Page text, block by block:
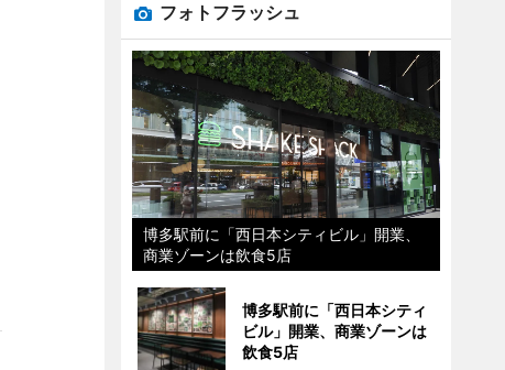
フォトフラッシュ
博多駅前に「西日本シティビル」開業、
商業ゾーンは飲食5店
博多駅前に「西日本シティ
ビル」開業、商業ゾーンは
飲食5店